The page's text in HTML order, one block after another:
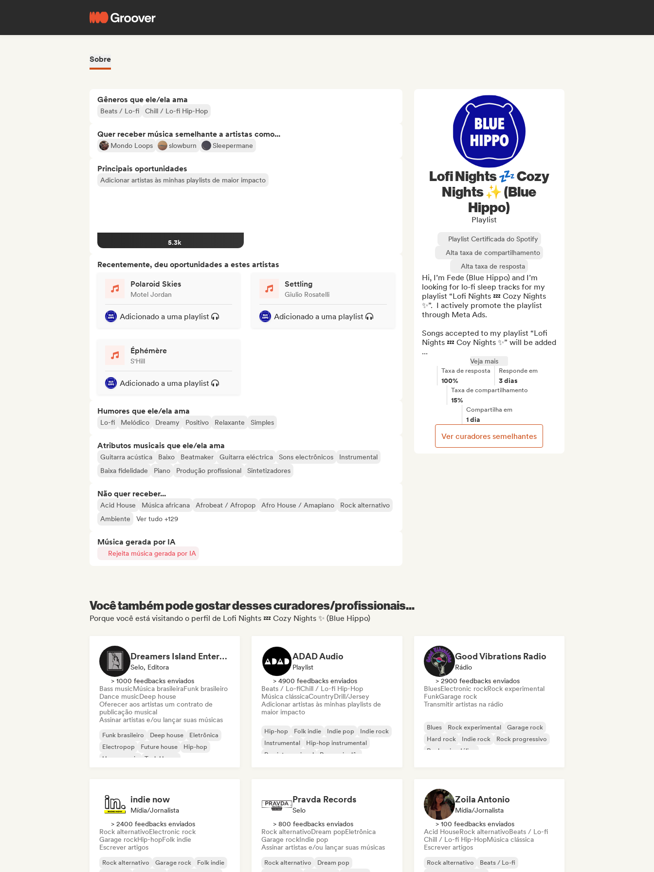
Sobre
Gêneros que ele/ela ama
Beats / Lo-fi Chill / Lo-fi Hip-Hop
Quer receber música semelhante a artistas como...
Mondo Loops slowburn Sleepermane
Principais oportunidades
Adicionar artistas às minhas playlists de maior impacto
5.3k
Recentemente, deu oportunidades a estes artistas
Polaroid Skies
Motel Jordan
Adicionado a uma playlist
Settling
Giulio Rosatelli
Adicionado a uma playlist
Éphémère
S'Hill
Adicionado a uma playlist
Humores que ele/ela ama
Lo-fi Melódico Dreamy Positivo Relaxante Simples
Atributos musicais que ele/ela ama
Guitarra acústica Baixo Beatmaker Guitarra eléctrica Sons electrônicos
Instrumental
Baixa fidelidade
Piano Produção profissional Sintetizadores
Não quer receber...
Acid House Música africana Afrobeat / Afropop Afro House / Amapiano
Rock alternativo
Ambiente
Ver tudo +129
Música gerada por IA
Rejeita música gerada por IA
Lofi Nights 💤 Cozy
Nights ✨ (Blue
Hippo)
Playlist
Playlist Certificada do Spotify
Alta taxa de compartilhamento
Alta taxa de resposta
Hi, I’m Fede (Blue Hippo) and I’m
looking for lo-fi sleep tracks for my
playlist “Lofi Nights 💤 Cozy Nights
✨”.  I actively promote the playlist
through Meta Ads.
Songs accepted to my playlist “Lofi
Nights 💤 Coy Nights ✨” will be added
...
Veja mais
Taxa de resposta
100%
Responde em
3 dias
Taxa de compartilhamento
15%
Compartilha em
1 dia
Ver curadores semelhantes
Você também pode gostar desses curadores/profissionais...
Porque você está visitando o perfil de Lofi Nights 💤 Cozy Nights ✨ (Blue Hippo)
Dreamers Island Entertainment
Selo, Editora
> 1000 feedbacks enviados
Bass musicMúsica brasileiraFunk brasileiro
Dance musicDeep house
Oferecer aos artistas um contrato de
publicação musical
Assinar artistas e/ou lançar suas músicas
Funk brasileiro Deep house
Eletrônica
Electropop
Future house
Hip-hop
House music
Tech House
ADAD Audio
Playlist
> 4900 feedbacks enviados
Beats / Lo-fiChill / Lo-fi Hip-Hop
Música clássicaCountryDrill/Jersey
Adicionar artistas às minhas playlists de
maior impacto
Hip-hop Folk indie Indie pop
Indie rock
Instrumental
Hip-hop instrumental
Rap internacional
Rap em inglês
Good Vibrations Radio
Rádio
> 2900 feedbacks enviados
BluesElectronic rockRock experimental
FunkGarage rock
Transmitir artistas na rádio
Blues Rock experimental
Garage rock
Hard rock
Indie rock
Rock progressivo
Rock psicodélico
indie now
Mídia/Jornalista
> 2400 feedbacks enviados
Rock alternativoElectronic rock
Garage rockHip-hopFolk indie
Escrever artigos
Rock alternativo Garage rock
Folk indie
Pravda Records
Selo
> 800 feedbacks enviados
Rock alternativoDream popEletrônica
Garage rockIndie pop
Assinar artistas e/ou lançar suas músicas
Rock alternativo
Dream pop
Zoila Antonio
Mídia/Jornalista
> 100 feedbacks enviados
Acid HouseRock alternativoBeats / Lo-fi
Chill / Lo-fi Hip-HopMúsica clássica
Escrever artigos
Rock alternativo
Beats / Lo-fi